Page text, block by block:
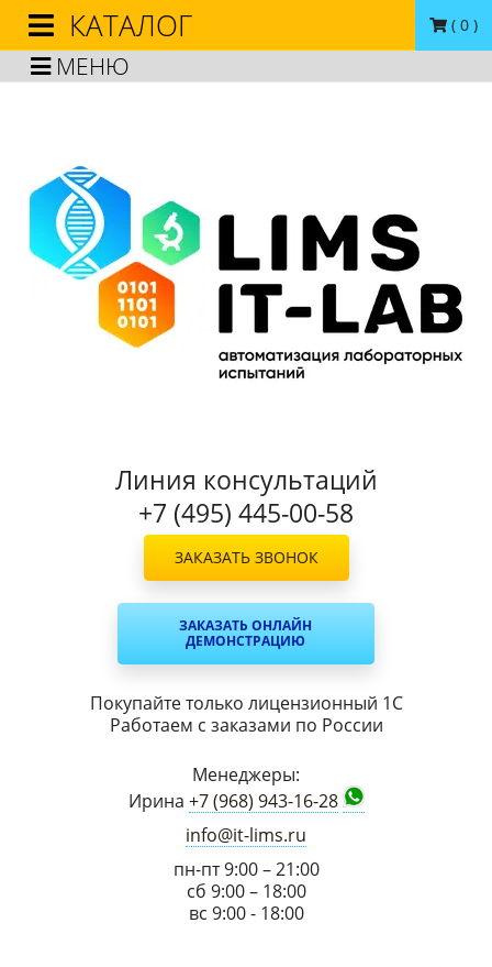
МЕНЮ
( 0 )
Линия консультаций
+7 (495) 445-00-58
ЗАКАЗАТЬ ЗВОНОК
ЗАКАЗАТЬ ОНЛАЙН
ДЕМОНСТРАЦИЮ
Покупайте только лицензионный 1С
Работаем с заказами по России
Менеджеры:
Ирина +7 (968) 943-16-28
info@it-lims.ru
пн-пт 9:00 – 21:00
сб 9:00 – 18:00
вс 9:00 - 18:00
КАТАЛОГ